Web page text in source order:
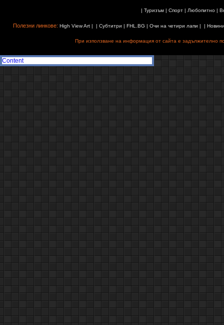
| Туризъм| Спорт| Любопитно|
Полезни линкове: High View Art| | Субтитри | FHL.BG | Очи на четири лапи | |
При използване на информация от сайта е задължително
Content